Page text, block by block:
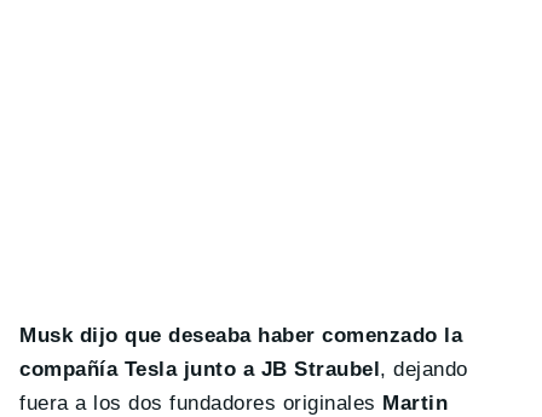
Musk dijo que deseaba haber comenzado la
compañía Tesla junto a JB Straubel , dejando
fuera a los dos fundadores originales Martin